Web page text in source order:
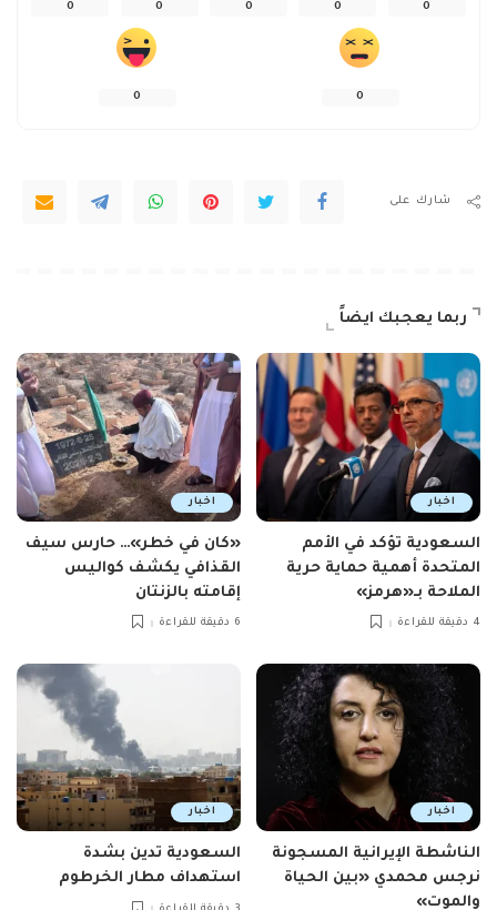
0
0
0
0
0
0
0
شارك على
ربما يعجبك ايضاً
اخبار
السعودية تؤكد في الأمم
المتحدة أهمية حماية حرية
الملاحة بـ«هرمز»
4 دقيقة للقراءة
اخبار
«كان في خطر»… حارس سيف
القذافي يكشف كواليس
إقامته بالزنتان
6 دقيقة للقراءة
اخبار
الناشطة الإيرانية المسجونة
نرجس محمدي «بين الحياة
والموت»
اخبار
السعودية تدين بشدة
استهداف مطار الخرطوم